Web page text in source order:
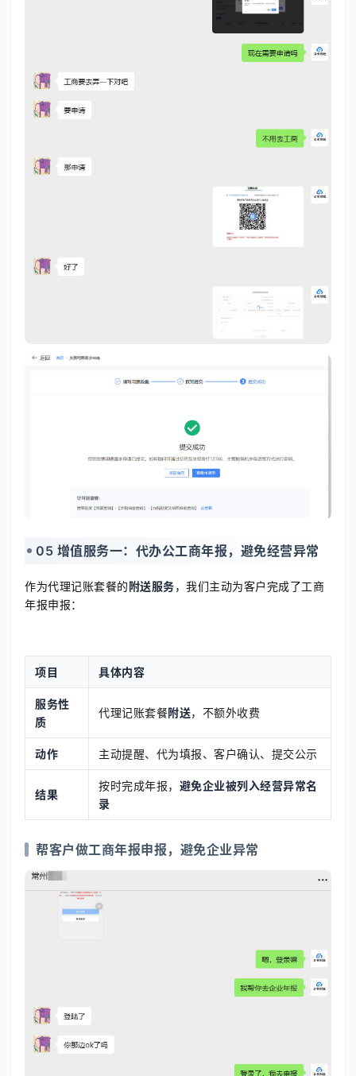
05 增值服务一：代办公工商年报，避免经营异常
作为代理记账套餐的 附送服务，我们主动为客户完成了工商
年报申报：
项目 具体内容
服务性
质
代理记账套餐附送，不额外收费
动作 主动提醒、代为填报、客户确认、提交公示
结果
按时完成年报， 避免企业被列入经营异常名
录
帮客户做工商年报申报，避免企业异常